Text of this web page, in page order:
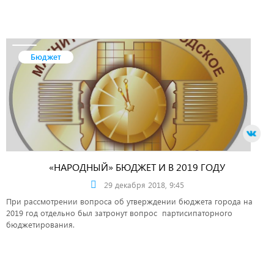
Бюджет
«НАРОДНЫЙ» БЮДЖЕТ И В 2019 ГОДУ
29 декабря 2018, 9:45
При рассмотрении вопроса об утверждении бюджета города на
2019 год отдельно был затронут вопрос партисипаторного
бюджетирования.